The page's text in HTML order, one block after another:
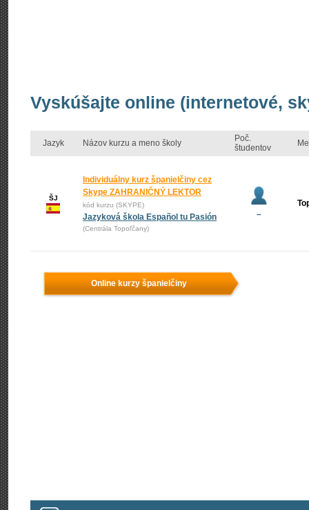
Vyskúšajte online (internetové,
Jazyk Názov kurzu a meno školy
Poč.
študentov
ŠJ
Individuálny kurz španielčiny cez
Skype ZAHRANIČNÝ LEKTOR
kód kurzu (SKYPE)
Jazyková škola Español tu Pasión
(Centrála Topoľčany)
–
Online kurzy španielčiny